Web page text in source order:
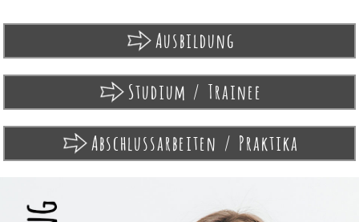
Ausbildung
Studium / Trainee
Abschlussarbeiten / Praktika